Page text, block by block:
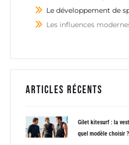
Le développement de
Articles récents
Gilet kitesurf : la
quel modèle choisir ?